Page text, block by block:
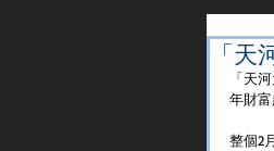
「
「天
年財
整個2